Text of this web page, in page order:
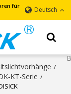
für
Deutsch
/
KT-Serie /